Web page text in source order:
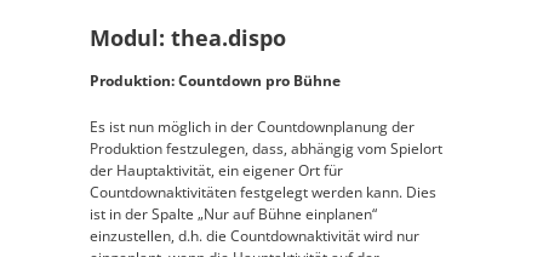
Modul: thea.dispo
Produktion: Countdown pro Bühne
Es ist nun möglich in der Countdownplanung der
Produktion festzulegen, dass, abhängig vom Spielort
der Hauptaktivität, ein eigener Ort für
Countdownaktivitäten festgelegt werden kann. Dies
ist in der Spalte „Nur auf Bühne einplanen“
einzustellen, d.h. die Countdownaktivität wird nur